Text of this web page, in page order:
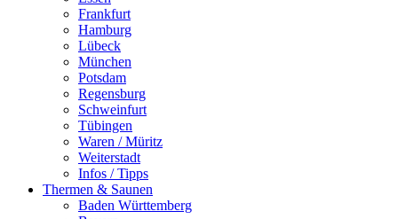
Frankfurt
Hamburg
Lübeck
München
Potsdam
Regensburg
Schweinfurt
Tübingen
Waren / Müritz
Weiterstadt
Infos / Tipps
Thermen & Saunen
Baden Württemberg